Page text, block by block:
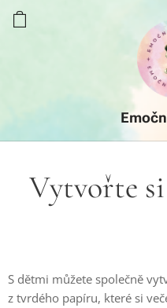
Vytvořte
S dětmi můžete společně
z tvrdého papíru, které si